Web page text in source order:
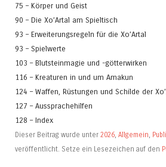
75 – Körper und Geist
90 – Die Xo’Artal am Spieltisch
93 – Erweiterungsregeln für die Xo’Artal
93 – Spielwerte
103 – Blutsteinmagie und -götterwirken
116 – Kreaturen in und um Amakun
124 – Waffen, Rüstungen und Schilde der
127 – Aussprachehilfen
128 – Index
Dieser Beitrag wurde unter 2026, Allgemein,
veröffentlicht. Setze ein Lesezeichen auf den